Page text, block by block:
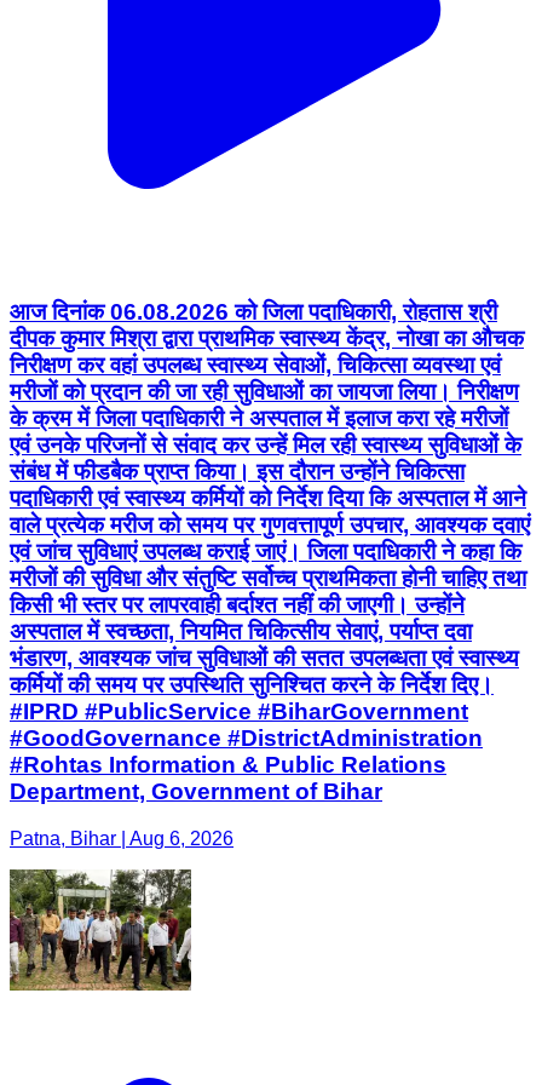
आज दिनांक 06.08.2026 को जिला पदाधिकारी, रोहतास श्री
दीपक कुमार मिश्रा द्वारा प्राथमिक स्वास्थ्य केंद्र, नोखा का औचक
निरीक्षण कर वहां उपलब्ध स्वास्थ्य सेवाओं, चिकित्सा व्यवस्था एवं
मरीजों को प्रदान की जा रही सुविधाओं का जायजा लिया। निरीक्षण
के क्रम में जिला पदाधिकारी ने अस्पताल में इलाज करा रहे मरीजों
एवं उनके परिजनों से संवाद कर उन्हें मिल रही स्वास्थ्य सुविधाओं के
संबंध में फीडबैक प्राप्त किया। इस दौरान उन्होंने चिकित्सा
पदाधिकारी एवं स्वास्थ्य कर्मियों को निर्देश दिया कि अस्पताल में आने
वाले प्रत्येक मरीज को समय पर गुणवत्तापूर्ण उपचार, आवश्यक दवाएं
एवं जांच सुविधाएं उपलब्ध कराई जाएं। जिला पदाधिकारी ने कहा कि
मरीजों की सुविधा और संतुष्टि सर्वोच्च प्राथमिकता होनी चाहिए तथा
किसी भी स्तर पर लापरवाही बर्दाश्त नहीं की जाएगी। उन्होंने
अस्पताल में स्वच्छता, नियमित चिकित्सीय सेवाएं, पर्याप्त दवा
भंडारण, आवश्यक जांच सुविधाओं की सतत उपलब्धता एवं स्वास्थ्य
कर्मियों की समय पर उपस्थिति सुनिश्चित करने के निर्देश दिए।
#IPRD #PublicService #BiharGovernment
#GoodGovernance #DistrictAdministration
#Rohtas Information & Public Relations
Department, Government of Bihar
Patna, Bihar | Aug 6, 2026